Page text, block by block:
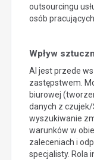
outsourcingu
osób
Wpływ
AI jest przede
zastępstwem.
biurowej
danych z
wyszukiwanie
warunków w
zaleceniach i
specjalisty. Rola